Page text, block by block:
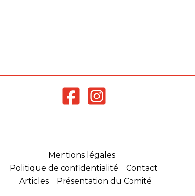
Mentions légales
Politique de confidentialité
Contact
Articles
Présentation du Comité